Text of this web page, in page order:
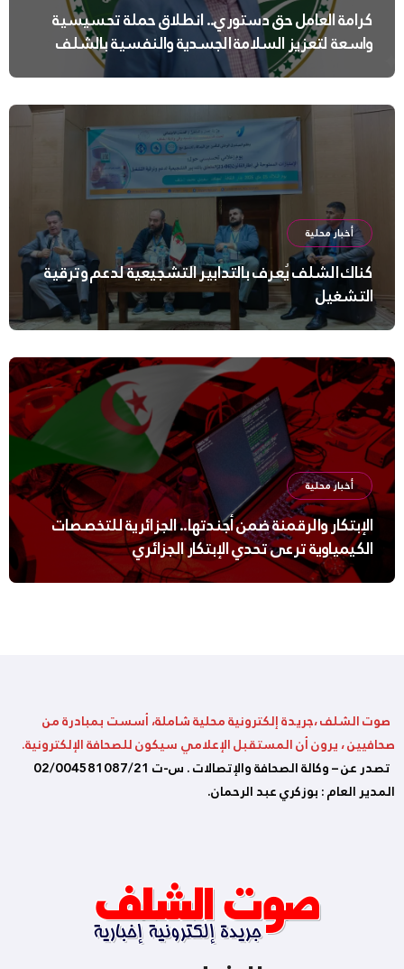
كرامة العامل حق دستوري.. انطلاق حملة تحسيسية
واسعة لتعزيز السلامة الجسدية والنفسية بالشلف
أخبار محلية
كناك الشلف يُعرف بالتدابير التشجيعية لدعم وترقية
التشغيل
أخبار محلية
الإبتكار والرقمنة ضمن أجندتها.. الجزائرية للتخصصات
الكيمياوية ترعى تحدي الإبتكار الجزائري
صوت الشلف ،جريدة إلكترونية محلية شاملة، أسست بمبادرة من
صحافيين ، يرون أن المستقبل الإعلامي سيكون للصحافة الإلكترونية.
تصدر عن – وكالة الصحافة والإتصالات . س-ت 02/004581087/21
المدير العام : بوزكري عبد الرحمان.